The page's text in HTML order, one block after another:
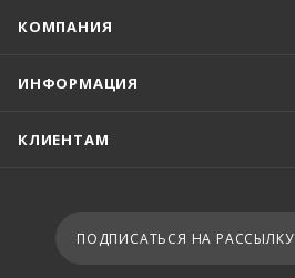
КОМПАНИЯ
ИНФОРМАЦИЯ
КЛИЕНТАМ
ПОДПИСАТЬСЯ НА РАССЫЛКУ